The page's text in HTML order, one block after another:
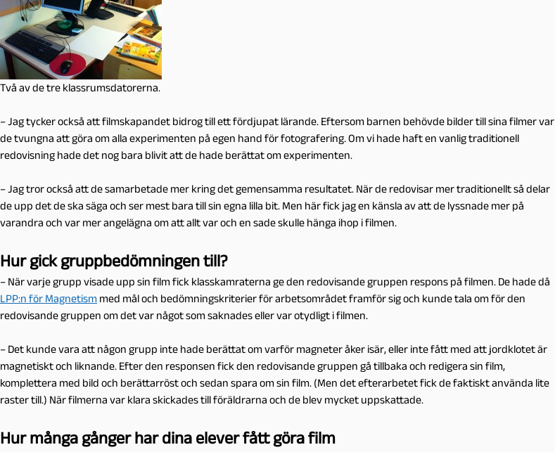
Två av de tre klassrumsdatorerna.
– Jag tycker också att filmskapandet bidrog till ett fördjupat lärande. Eftersom barnen behövde bilder till sina filmer var
de tvungna att göra om alla experimenten på egen hand för fotografering. Om vi hade haft en vanlig traditionell
redovisning hade det nog bara blivit att de hade berättat om experimenten.
– Jag tror också att de samarbetade mer kring det gemensamma resultatet. När de redovisar mer traditionellt så delar
de upp det de ska säga och ser mest bara till sin egna lilla bit. Men här fick jag en känsla av att de lyssnade mer på
varandra och var mer angelägna om att allt var och en sade skulle hänga ihop i filmen.
Hur gick gruppbedömningen till?
– När varje grupp visade upp sin film fick klasskamraterna ge den redovisande gruppen respons på filmen. De hade då
LPP:n för Magnetism med mål och bedömningskriterier för arbetsområdet framför sig och kunde tala om för den
redovisande gruppen om det var något som saknades eller var otydligt i filmen.
– Det kunde vara att någon grupp inte hade berättat om varför magneter åker isär, eller inte fått med att jordklotet är
magnetiskt och liknande. Efter den responsen fick den redovisande gruppen gå tillbaka och redigera sin film,
komplettera med bild och berättarröst och sedan spara om sin film. (Men det efterarbetet fick de faktiskt använda lite
raster till.) När filmerna var klara skickades till föräldrarna och de blev mycket uppskattade.
Hur många gånger har dina elever fått göra film